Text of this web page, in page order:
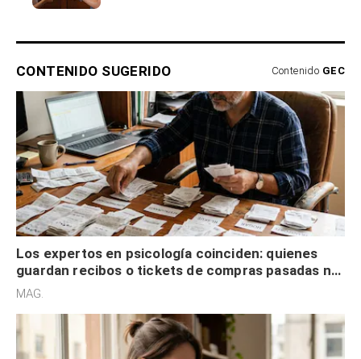
CONTENIDO SUGERIDO Contenido GEC
Los expertos en psicología coinciden: quienes
guardan recibos o tickets de compras pasadas no
son acumuladores, sino que tienen necesidad de
MAG.